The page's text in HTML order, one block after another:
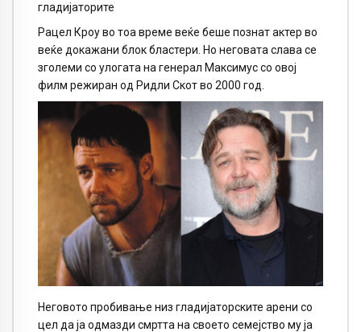
гладијаторите
Рацел Кроу во тоа време веќе беше познат актер во
веќе докажани блок бластери. Но неговата слава се
зголеми со улогата на генерал Максимус со овој
филм режиран од Ридли Скот во 2000 год.
Неговото пробивање низ гладијаторските арени со
цел да ја одмазди смртта на своето семејство му ја